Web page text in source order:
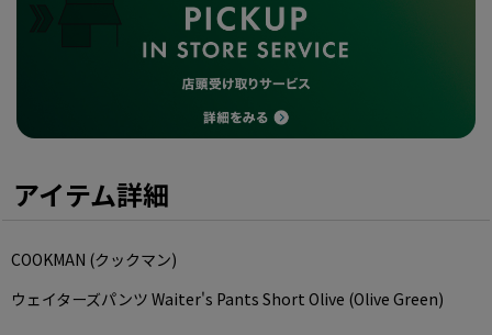
アイテム詳細
COOKMAN (クックマン)
ウェイターズパンツ Waiter's Pants Short Olive (Olive Green)